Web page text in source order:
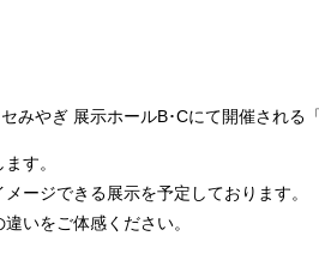
やぎ 展示ホールB･Cにて開催される
す。
ージできる展示を予定しております。
いをご体感ください。